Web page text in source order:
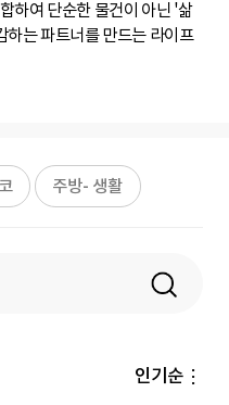
하여 단순한 물건이 아닌 '삶
하는 파트너를 만드는 라이프
주방- 생활
인기순